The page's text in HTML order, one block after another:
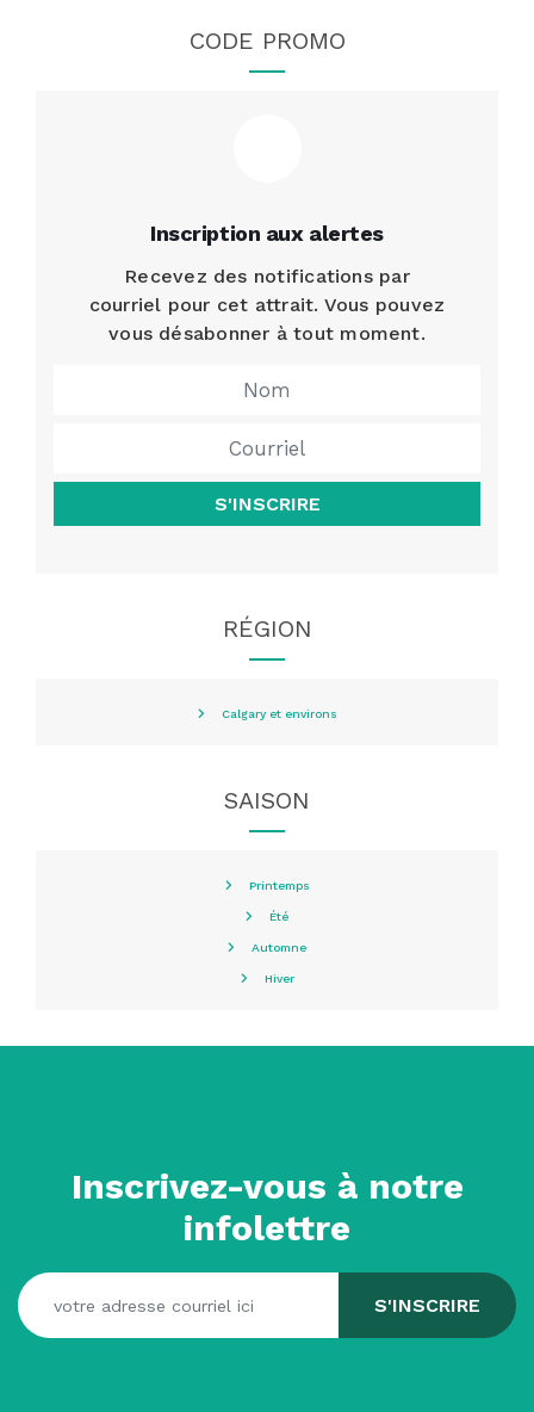
CODE PROMO
Inscription aux alertes
Recevez des notifications par
courriel pour cet attrait. Vous pouvez
vous désabonner à tout moment.
S'INSCRIRE
RÉGION
Calgary et environs
SAISON
Printemps
Été
Automne
Hiver
Inscrivez-vous à notre
infolettre